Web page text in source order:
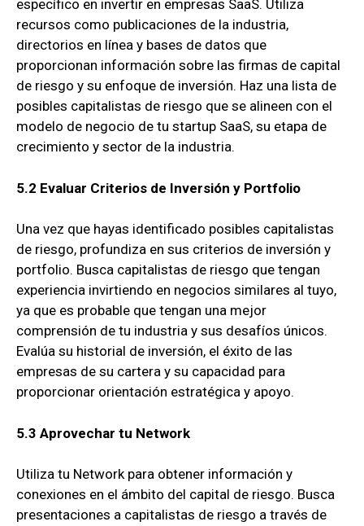
específico en invertir en empresas SaaS. Utiliza
recursos como publicaciones de la industria,
directorios en línea y bases de datos que
proporcionan información sobre las firmas de capital
de riesgo y su enfoque de inversión. Haz una lista de
posibles capitalistas de riesgo que se alineen con el
modelo de negocio de tu startup SaaS, su etapa de
crecimiento y sector de la industria.
5.2 Evaluar Criterios de Inversión y Portfolio
Una vez que hayas identificado posibles capitalistas
de riesgo, profundiza en sus criterios de inversión y
portfolio. Busca capitalistas de riesgo que tengan
experiencia invirtiendo en negocios similares al tuyo,
ya que es probable que tengan una mejor
comprensión de tu industria y sus desafíos únicos.
Evalúa su historial de inversión, el éxito de las
empresas de su cartera y su capacidad para
proporcionar orientación estratégica y apoyo.
5.3 Aprovechar tu Network
Utiliza tu Network para obtener información y
conexiones en el ámbito del capital de riesgo. Busca
presentaciones a capitalistas de riesgo a través de